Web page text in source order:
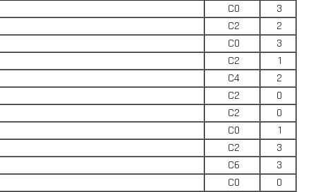
C0
3
C2
2
C0
3
C2
1
C4
2
C2
0
C2
0
C0
1
C2
3
C6
3
C0
0